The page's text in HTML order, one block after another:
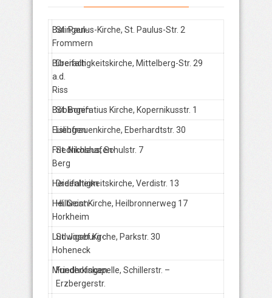
Balingen-
Frommern
St. Paulus-Kirche, St. Paulus-Str. 2
Biberach
a.d.
Riss
Dreifaltigkeitskirche, Mittelberg-Str. 29
Böblingen
St. Bonifatius Kirche, Kopernikusstr. 1
Eislingen
Liebfrauenkirche, Eberhardtstr. 30
Friedrichshafen-
Berg
St. Nikolaus, Schulstr. 7
Heidenheim
Dreifaltigkeitskirche, Verdistr. 13
Heilbronn-
Horkheim
Hl. Geist Kirche, Heilbronnerweg 17
Ludwigsburg-
Hoheneck
St. Josef Kirche, Parkstr. 30
Munderkingen
Friedhofskapelle, Schillerstr. –
Erzbergerstr.